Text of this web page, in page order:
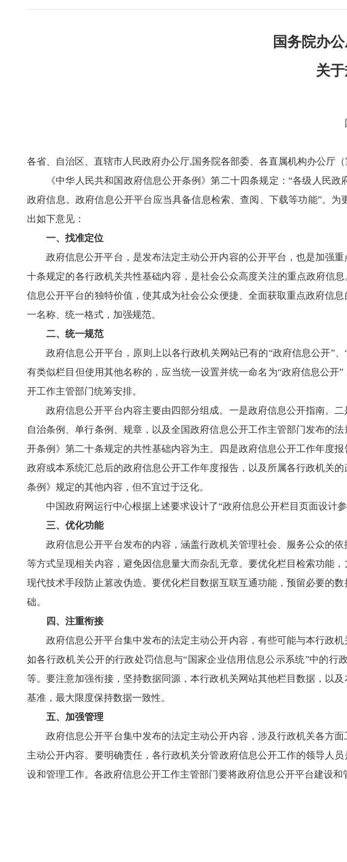
国务院办
关
各省、自治区、直辖市人民政府办公厅,国务院各部委、各直属机构办公厅（
《中华人民共和国政府信息公开条例》第二十四条规定：“各级人民
政府信息。政府信息公开平台应当具备信息检索、查阅、下载等功能”。
出如下意见：
一、找准定位
政府信息公开平台，是发布法定主动公开内容的公开平台，也是加强
十条规定的各行政机关共性基础内容，是社会公众高度关注的重点政府信
信息公开平台的独特价值，使其成为社会公众便捷、全面获取重点政府信
一名称、统一格式，加强规范。
二、统一规范
政府信息公开平台，原则上以各行政机关网站已有的“政府信息公开”
有类似栏目但使用其他名称的，应当统一设置并统一命名为“政府信息公
开工作主管部门统筹安排。
政府信息公开平台内容主要由四部分组成。一是政府信息公开指南。
自治条例、单行条例、规章，以及全国政府信息公开工作主管部门发布的
开条例》第二十条规定的共性基础内容为主。四是政府信息公开工作年度
政府或本系统汇总后的政府信息公开工作年度报告，以及所属各行政机关
条例》规定的其他内容，但不宜过于泛化。
中国政府网运行中心根据上述要求设计了“政府信息公开栏目页面设计参
三、优化功能
政府信息公开平台发布的内容，涵盖行政机关管理社会、服务公众的
等方式呈现相关内容，避免因信息量大而杂乱无章。要优化栏目检索功能
现代技术手段防止篡改伪造。要优化栏目数据互联互通功能，预留必要的
础。
四、注重衔接
政府信息公开平台集中发布的法定主动公开内容，有些可能与本行政
如各行政机关公开的行政处罚信息与“国家企业信用信息公示系统”中的
等。要注意加强衔接，坚持数据同源，本行政机关网站其他栏目数据，以
基准，最大限度保持数据一致性。
五、加强管理
政府信息公开平台集中发布的法定主动公开内容，涉及行政机关各方
主动公开内容。要明确责任，各行政机关分管政府信息公开工作的领导人
设和管理工作。各政府信息公开工作主管部门要将政府信息公开平台建设和